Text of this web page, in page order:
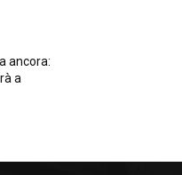
ancora:
a